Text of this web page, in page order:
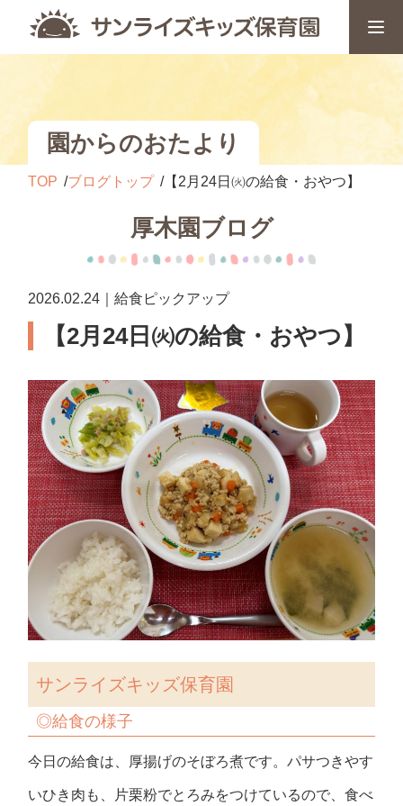
園からのおたより
TOP ブログトップ 【2月24日㈫の給食・おやつ】
厚木園ブログ
2026.02.24｜給食ピックアップ
【2月24日㈫の給食・おやつ】
サンライズキッズ保育園
◎給食の様子
今日の給食は、厚揚げのそぼろ煮です。パサつきやす
いひき肉も、片栗粉でとろみをつけているので、食べ